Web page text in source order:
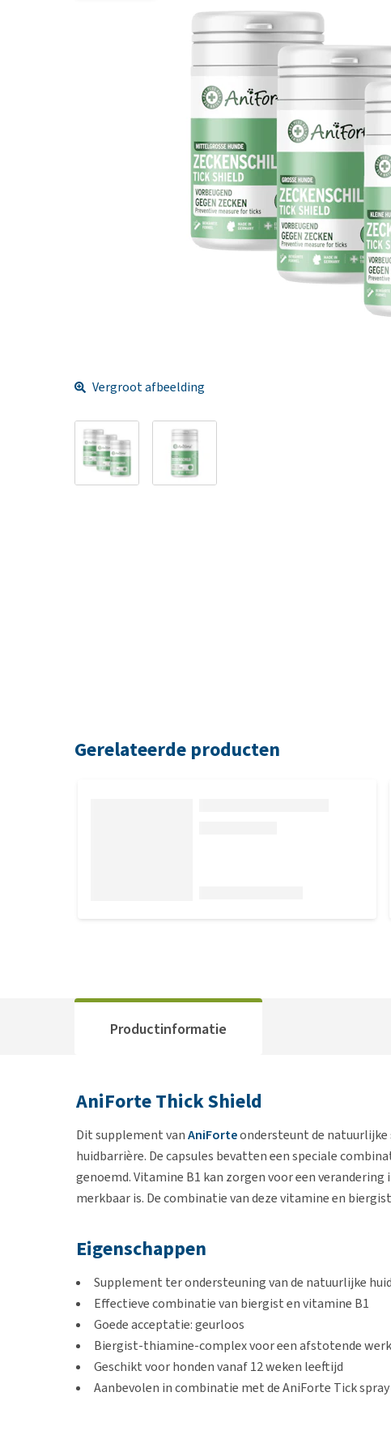
Biologisch hondenvoer
Vegan hondenvoer
Snacks
Bekijk alles
Vergroot afbeelding
Gerelateerde producten
Productinformatie
AniForte Thick Shield
Dit supplement vanAniForteondersteunt de natuurlijke
huidbarrière. De capsules bevatten een speciale
genoemd. Vitamine B1 kan zorgen voor een
merkbaar is. De combinatie van deze vitamine en
Eigenschappen
Supplement ter ondersteuning van de natuurlijke
Effectieve combinatie van biergist en vitamine B1
Goede acceptatie: geurloos
Biergist-thiamine-complex voor een afstotende
Geschikt voor honden vanaf 12 weken leeftijd
Aanbevolen in combinatie met de AniForte Tick spray